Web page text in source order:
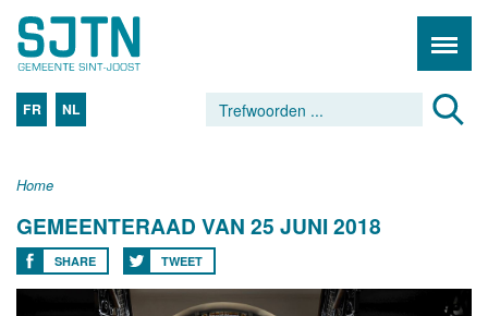
FR NL
Home
GEMEENTERAAD VAN 25 JUNI 2018
SHARE TWEET